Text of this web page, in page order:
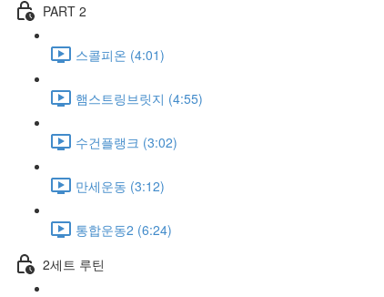
PART 2
스콜피온 (4:01)
햄스트링브릿지 (4:55)
수건플랭크 (3:02)
만세운동 (3:12)
통합운동2 (6:24)
2세트 루틴